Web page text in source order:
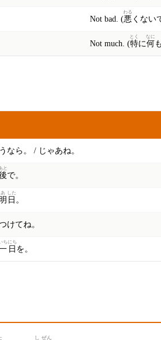
Not bad. (悪
わる
くない
Not much. (特
とく
に何
なに
なら。 / じゃあね。
と
で。
明
あ
日
した
。
けてね。
ち
日
にち
を。
し ぜん